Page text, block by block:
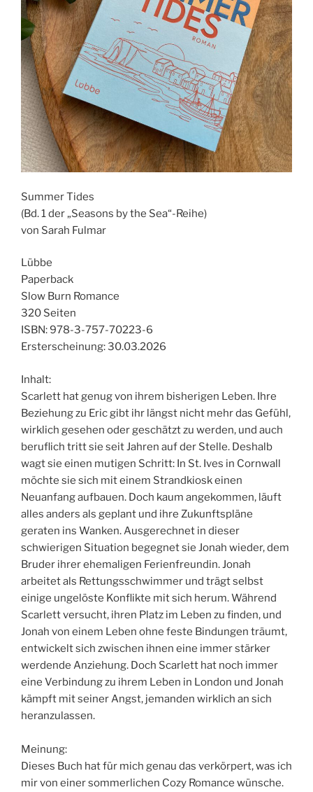
Summer Tides
(Bd. 1 der „Seasons by the Sea“-Reihe)
von Sarah Fulmar
Lübbe
Paperback
Slow Burn Romance
320 Seiten
ISBN: 978-3-757-70223-6
Ersterscheinung: 30.03.2026
Inhalt:
Scarlett hat genug von ihrem bisherigen Leben. Ihre
Beziehung zu Eric gibt ihr längst nicht mehr das Gefühl,
wirklich gesehen oder geschätzt zu werden, und auch
beruflich tritt sie seit Jahren auf der Stelle. Deshalb
wagt sie einen mutigen Schritt: In St. Ives in Cornwall
möchte sie sich mit einem Strandkiosk einen
Neuanfang aufbauen. Doch kaum angekommen, läuft
alles anders als geplant und ihre Zukunftspläne
geraten ins Wanken. Ausgerechnet in dieser
schwierigen Situation begegnet sie Jonah wieder, dem
Bruder ihrer ehemaligen Ferienfreundin. Jonah
arbeitet als Rettungsschwimmer und trägt selbst
einige ungelöste Konflikte mit sich herum. Während
Scarlett versucht, ihren Platz im Leben zu finden, und
Jonah von einem Leben ohne feste Bindungen träumt,
entwickelt sich zwischen ihnen eine immer stärker
werdende Anziehung. Doch Scarlett hat noch immer
eine Verbindung zu ihrem Leben in London und Jonah
kämpft mit seiner Angst, jemanden wirklich an sich
heranzulassen.
Meinung:
Dieses Buch hat für mich genau das verkörpert, was ich
mir von einer sommerlichen Cozy Romance wünsche.